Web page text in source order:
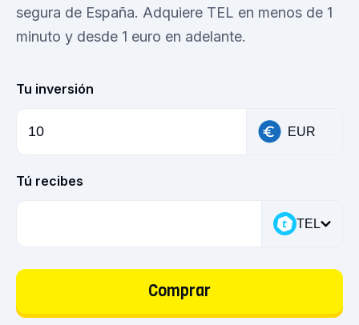
segura de España. Adquiere TEL en menos de 1
minuto y desde 1 euro en adelante.
Tu inversión
EUR
Tú recibes
TEL
Comprar